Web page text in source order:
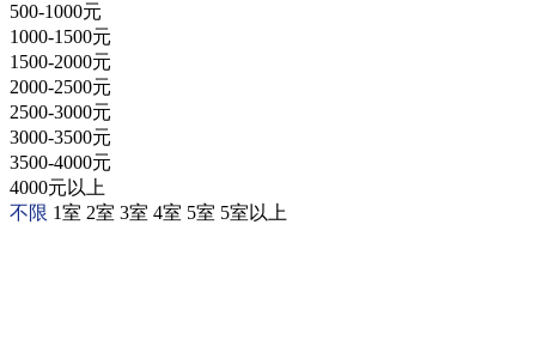
500-1000元
1000-1500元
1500-2000元
2000-2500元
2500-3000元
3000-3500元
3500-4000元
4000元以上
不限 1室 2室 3室 4室 5室 5室以上